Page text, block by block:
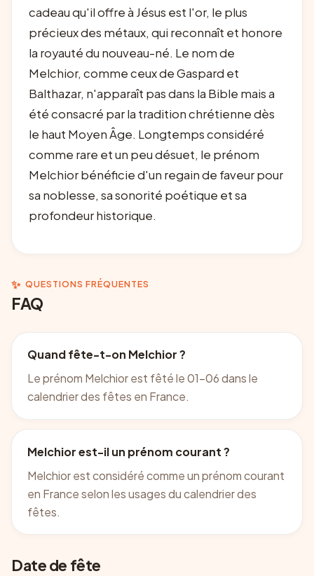
cadeau qu'il offre à Jésus est l'or, le plus
précieux des métaux, qui reconnaît et honore
la royauté du nouveau-né. Le nom de
Melchior, comme ceux de Gaspard et
Balthazar, n'apparaît pas dans la Bible mais a
été consacré par la tradition chrétienne dès
le haut Moyen Âge. Longtemps considéré
comme rare et un peu désuet, le prénom
Melchior bénéficie d'un regain de faveur pour
sa noblesse, sa sonorité poétique et sa
profondeur historique.
✨ QUESTIONS FRÉQUENTES
FAQ
Quand fête-t-on Melchior ?
Le prénom Melchior est fêté le 01-06 dans le
calendrier des fêtes en France.
Melchior est-il un prénom courant ?
Melchior est considéré comme un prénom courant
en France selon les usages du calendrier des
fêtes.
Date de fête